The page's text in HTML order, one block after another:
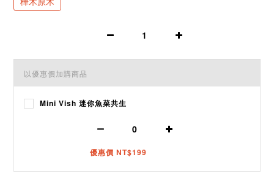
以優惠價加購商品
Mini Vish 迷你魚菜共生
優惠價 NT$199